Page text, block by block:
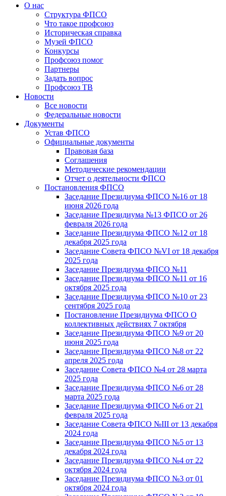
О нас
Структура ФПСО
Что такое профсоюз
Историческая справка
Музей ФПСО
Конкурсы
Профсоюз помог
Партнеры
Задать вопрос
Профсоюз ТВ
Новости
Все новости
Федеральные новости
Документы
Устав ФПСО
Официальные документы
Правовая база
Соглашения
Методические рекомендации
Отчет о деятельности ФПСО
Постановления ФПСО
Заседание Президиума ФПСО №16 от 18
июня 2026 года
Заседание Президиума №13 ФПСО от 26
февраля 2026 года
Заседание Президиума ФПСО №12 от 18
декабря 2025 года
Заседание Совета ФПСО №VI от 18 декабря
2025 года
Заседание Президиума ФПСО №11
Заседание Президиума ФПСО №11 от 16
октября 2025 года
Заседание Президиума ФПСО №10 от 23
сентября 2025 года
Постановление Президиума ФПСО О
коллективных действиях 7 октября
Заседание Президиума ФПСО №9 от 20
июня 2025 года
Заседание Президиума ФПСО №8 от 22
апреля 2025 года
Заседание Совета ФПСО №4 от 28 марта
2025 года
Заседание Президиума ФПСО №6 от 28
марта 2025 года
Заседание Президиума ФПСО №6 от 21
февраля 2025 года
Заседание Совета ФПСО №III от 13 декабря
2024 года
Заседание Президиума ФПСО №5 от 13
декабря 2024 года
Заседание Президиума ФПСО №4 от 22
октября 2024 года
Заседание Президиума ФПСО №3 от 01
октября 2024 года